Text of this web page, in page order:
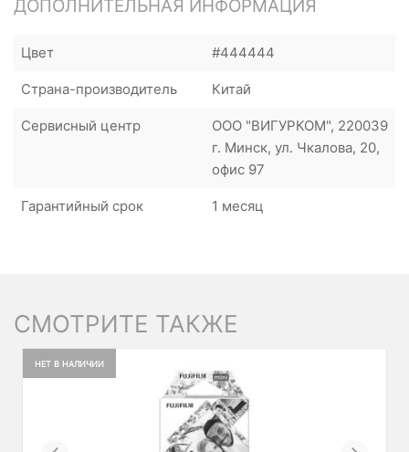
ДОПОЛНИТЕЛЬНАЯ ИНФОРМАЦИЯ
Цвет #444444
Страна-производитель Китай
Сервисный центр
ООО "ВИГУРКОМ", 220039
г. Минск, ул. Чкалова, 20,
офис 97
Гарантийный срок 1 месяц
СМОТРИТЕ ТАКЖЕ
НЕТ В НАЛИЧИИ